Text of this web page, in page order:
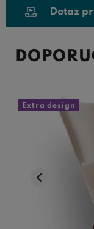
Dotaz
Extra design